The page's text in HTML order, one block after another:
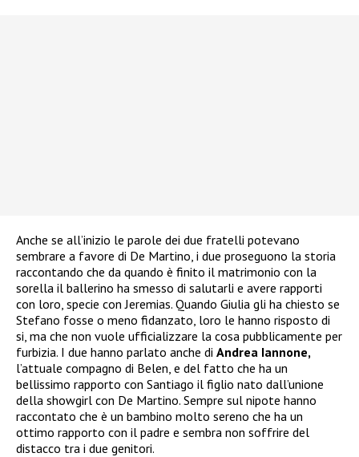
Anche se all’inizio le parole dei due fratelli potevano
sembrare a favore di De Martino, i due proseguono la storia
raccontando che da quando è finito il matrimonio con la
sorella il ballerino ha smesso di salutarli e avere rapporti
con loro, specie con Jeremias. Quando Giulia gli ha chiesto se
Stefano fosse o meno fidanzato, loro le hanno risposto di
si, ma che non vuole ufficializzare la cosa pubblicamente per
furbizia. I due hanno parlato anche di Andrea Iannone,
l’attuale compagno di Belen, e del fatto che ha un
bellissimo rapporto con Santiago il figlio nato dall’unione
della showgirl con De Martino. Sempre sul nipote hanno
raccontato che è un bambino molto sereno che ha un
ottimo rapporto con il padre e sembra non soffrire del
distacco tra i due genitori.